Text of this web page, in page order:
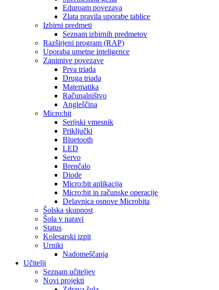
Eduroam povezava
Zlata pravila uporabe tablice
Izbirni predmeti
Seznam izbirnih predmetov
Razširjeni program (RAP)
Uporaba umetne inteligence
Zanimive povezave
Prva triada
Druga triada
Matematika
Računalništvo
Angleščina
Micro:bit
Serijski vmesnik
Priključki
Bluetooth
LED
Servo
Brenčalo
Diode
Micro:bit aplikacija
Micro:bit in računske operacije
Delavnica osnove Microbita
Šolska skupnost
Šola v naravi
Status
Kolesarski izpit
Urniki
Nadomeščanja
Učitelji
Seznam učiteljev
Novi projekti